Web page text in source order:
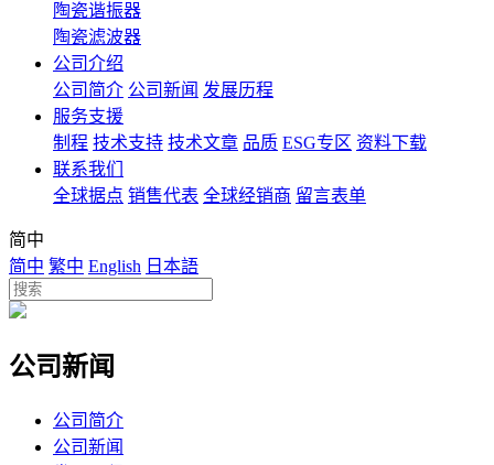
陶瓷谐振器
陶瓷滤波器
公司介绍
公司简介 公司新闻 发展历程
服务支援
制程 技术支持 技术文章 品质 ESG专区 资料下载
联系我们
全球据点 销售代表 全球经销商 留言表单
简中
简中 繁中 English 日本語
公司新闻
公司简介
公司新闻